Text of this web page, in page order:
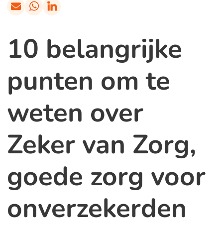
10 belangrijke
punten om te
weten over
Zeker van Zorg,
goede zorg voor
onverzekerden